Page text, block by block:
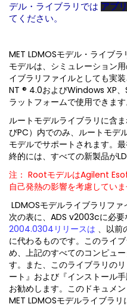
デル・ライブラリでは アプ
てください。
MET LDMOSモデル・ライブ
モデルは、シミュレーション
イブラリファイルとしても実
NT ® 4.0およびWindows XP、
ラットフォームで使用できます
ルートモデルライブラリに含
びPC）内でのみ、ルートモデ
モデルでサポートされます。
終的には、すべての新製品が
注： RootモデルはAgilent
自己発熱の影響を考慮してい
LDMOSモデルライブラリファ
次の表に、ADS v2003cに必
2004.0304リリースは 、以前
に代わるものです。このライ
め、上記のすべてのコンピュ
す。また、このライブラリの
ート』および『インストール
お勧めします。このドキュメ
MET LDMOSモデルライブラ